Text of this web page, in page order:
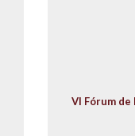
VI Fórum de